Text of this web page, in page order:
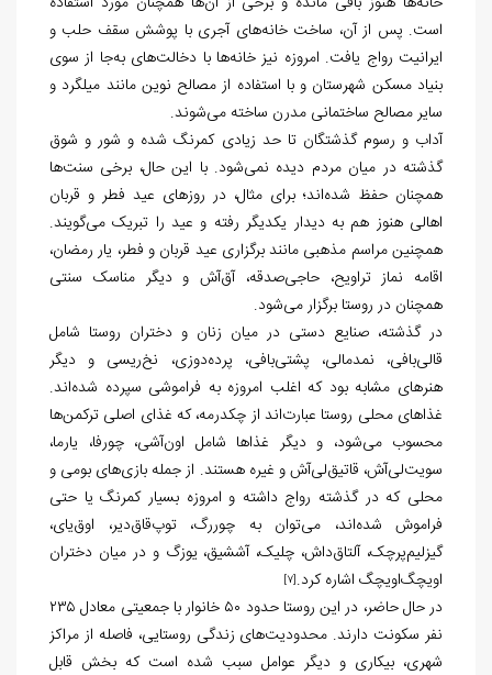
است. پس از آن، ساخت خانه‌های آجری با پوشش سقف حلب و
ایرانیت رواج یافت. امروزه نیز خانه‌ها با دخالت‌های به‌جا از سوی
بنیاد مسکن شهرستان و با استفاده از مصالح نوین مانند میلگرد و
سایر مصالح ساختمانی مدرن ساخته می‌شوند.
آداب و رسوم گذشتگان تا حد زیادی کمرنگ شده و شور و شوق
گذشته در میان مردم دیده نمی‌شود. با این حال، برخی سنت‌ها
همچنان حفظ شده‌اند؛ برای مثال، در روزهای عید فطر و قربان
اهالی هنوز هم به دیدار یکدیگر رفته و عید را تبریک می‌گویند.
همچنین مراسم مذهبی مانند برگزاری عید قربان و فطر، یار رمضان،
اقامه نماز تراویح، حاجی‌صدقه، آق‌آش و دیگر مناسک سنتی
همچنان در روستا برگزار می‌شود.
در گذشته، صنایع دستی در میان زنان و دختران روستا شامل
قالی‌بافی، نمدمالی، پشتی‌بافی، پرده‌دوزی، نخ‌ریسی و دیگر
هنرهای مشابه بود که اغلب امروزه به فراموشی سپرده شده‌اند.
غذاهای محلی روستا عبارت‌اند از چکدرمه، که غذای اصلی ترکمن‌ها
محسوب می‌شود، و دیگر غذاها شامل اون‌آشی، چورفا، یارما،
سویت‌لی‌آش، قاتیق‌لی‌آش و غیره هستند. از جمله بازی‌های بومی و
محلی که در گذشته رواج داشته و امروزه بسیار کمرنگ یا حتی
فراموش شده‌اند، می‌توان به چوررگ، توپ‌قاق‌دیر، اوق‌یای،
گیزلیم‌پرچک، آلتاق‌داش، چلیک، آششیق، یوزگ و در میان دختران
اویچگ‌اویچگ اشاره کرد.[7]
در حال حاضر، در این روستا حدود ۵۰ خانوار با جمعیتی معادل ۲۳۵
نفر سکونت دارند. محدودیت‌های زندگی روستایی، فاصله از مراکز
شهری، بیکاری و دیگر عوامل سبب شده است که بخش قابل